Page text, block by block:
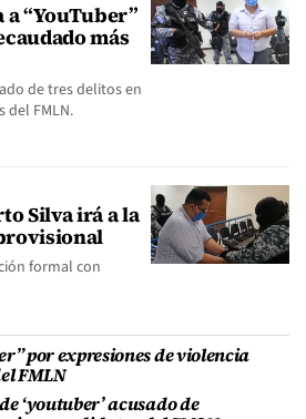
a “YouTuber”
más
de tres delitos en
del FMLN.
Silva irá a la
formal con
por expresiones de violencia
FMLN
‘youtuber’ acusado de